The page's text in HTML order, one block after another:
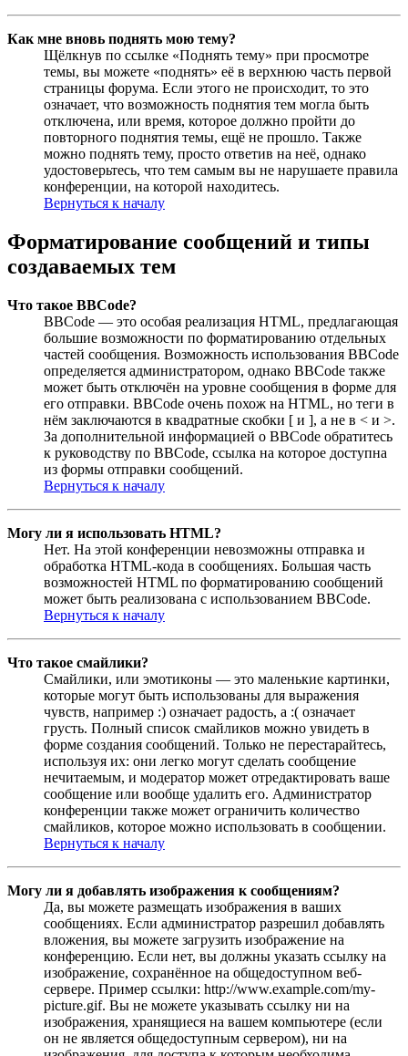
Как мне вновь поднять мою тему?
Щёлкнув по ссылке «Поднять тему» при просмотре
темы, вы можете «поднять» её в верхнюю часть первой
страницы форума. Если этого не происходит, то это
означает, что возможность поднятия тем могла быть
отключена, или время, которое должно пройти до
повторного поднятия темы, ещё не прошло. Также
можно поднять тему, просто ответив на неё, однако
удостоверьтесь, что тем самым вы не нарушаете правила
конференции, на которой находитесь.
Вернуться к началу
Форматирование сообщений и типы
создаваемых тем
Что такое BBCode?
BBCode — это особая реализация HTML, предлагающая
большие возможности по форматированию отдельных
частей сообщения. Возможность использования BBCode
определяется администратором, однако BBCode также
может быть отключён на уровне сообщения в форме для
его отправки. BBCode очень похож на HTML, но теги в
нём заключаются в квадратные скобки [ и ], а не в < и >.
За дополнительной информацией о BBCode обратитесь
к руководству по BBCode, ссылка на которое доступна
из формы отправки сообщений.
Вернуться к началу
Могу ли я использовать HTML?
Нет. На этой конференции невозможны отправка и
обработка HTML-кода в сообщениях. Большая часть
возможностей HTML по форматированию сообщений
может быть реализована с использованием BBCode.
Вернуться к началу
Что такое смайлики?
Смайлики, или эмотиконы — это маленькие картинки,
которые могут быть использованы для выражения
чувств, например :) означает радость, а :( означает
грусть. Полный список смайликов можно увидеть в
форме создания сообщений. Только не перестарайтесь,
используя их: они легко могут сделать сообщение
нечитаемым, и модератор может отредактировать ваше
сообщение или вообще удалить его. Администратор
конференции также может ограничить количество
смайликов, которое можно использовать в сообщении.
Вернуться к началу
Могу ли я добавлять изображения к сообщениям?
Да, вы можете размещать изображения в ваших
сообщениях. Если администратор разрешил добавлять
вложения, вы можете загрузить изображение на
конференцию. Если нет, вы должны указать ссылку на
изображение, сохранённое на общедоступном веб-
сервере. Пример ссылки: http://www.example.com/my-
picture.gif. Вы не можете указывать ссылку ни на
изображения, хранящиеся на вашем компьютере (если
он не является общедоступным сервером), ни на